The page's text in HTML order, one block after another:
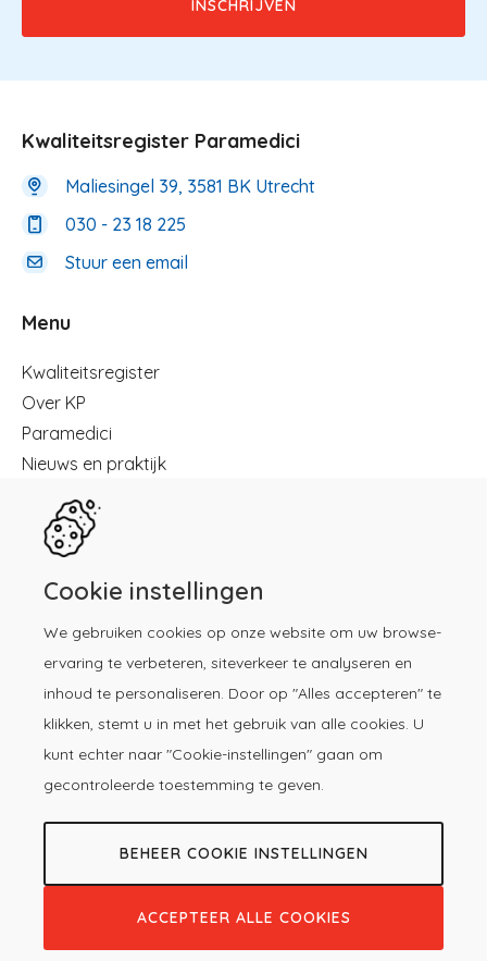
Cookie instellingen
We gebruiken cookies op onze website om uw browse-
ervaring te verbeteren, siteverkeer te analyseren en
inhoud te personaliseren. Door op "Alles accepteren" te
klikken, stemt u in met het gebruik van alle cookies. U
kunt echter naar "Cookie-instellingen" gaan om
gecontroleerde toestemming te geven.
BEHEER COOKIE INSTELLINGEN
ACCEPTEER ALLE COOKIES
Kwaliteitsregister Paramedici
Maliesingel 39, 3581 BK Utrecht
030 - 23 18 225
Stuur een email
Menu
Menu
Kwaliteitsregister
Over KP
Paramedici
Nieuws en praktijk
Registreren
Kennisbibliotheek
Herregistratie
Contact
Kwaliteitsregister
Cookieverklaring
registratie